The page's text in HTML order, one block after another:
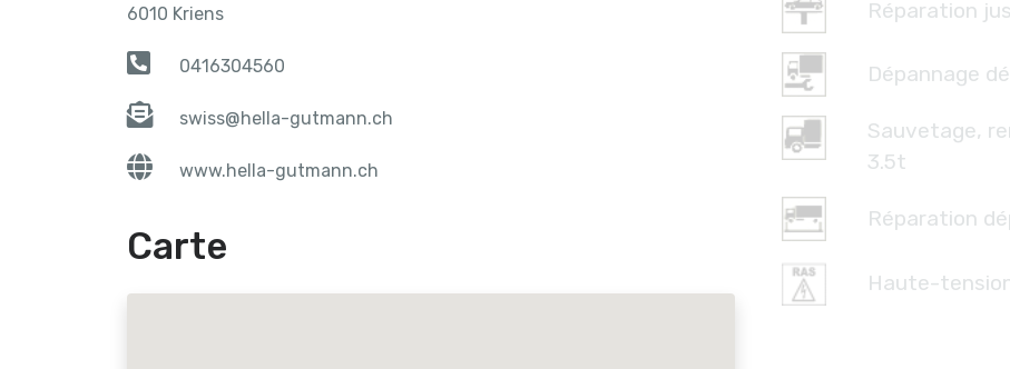
6010 Kriens
0416304560
swiss@hella-gutmann.ch
www.hella-gutmann.ch
Carte
Réparation
Dépannage
Sauvetage,
3.5t
Réparation
Haute-